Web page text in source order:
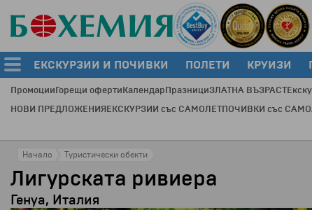
ЕКСКУРЗИИ И ПОЧИВКИ ПОЛЕТИ КРУИЗИ
ПромоцииГорещи офертиКалендарПразнициЗЛАТНА ВЪЗРАСТ
НОВИ ПРЕДЛОЖЕНИЯЕКСКУРЗИИ със САМОЛЕТПОЧИВКИ със
Начало Туристически обекти
Лигурската ривиера
Генуа, Италия